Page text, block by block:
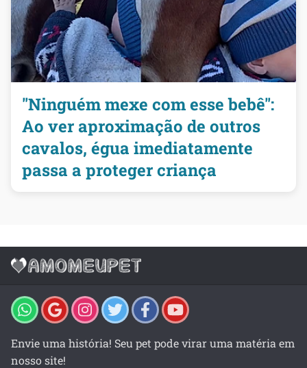
"Ninguém mexe com esse bebê":
Ao ver aproximação de outros
cavalos, égua imediatamente
passa a proteger criança
Envie uma história! Seu pet pode virar uma matéria em
nosso site!